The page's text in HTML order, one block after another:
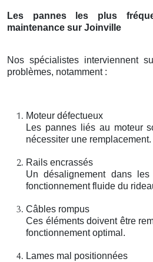
Les pannes les plus
maintenance sur Joinville
Nos spécialistes interviennent
problèmes, notamment :
Moteur défectueux
Les pannes liés au moteur
nécessiter une remplacement.
Rails encrassés
Un désalignement dans
fonctionnement fluide du
Câbles rompus
Ces éléments doivent être
fonctionnement optimal.
Lames mal positionnées